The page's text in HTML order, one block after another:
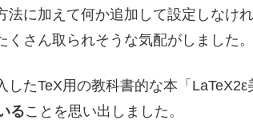
法に加えて何か追加して設定しなけ
くさん取られそうな気配がしました。
したTeX用の教科書的な本「LaTeX2ε
ることを思い出しました。